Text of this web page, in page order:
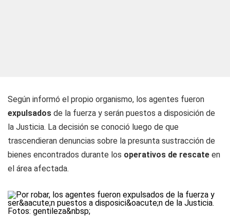
Según informó el propio organismo, los agentes fueron
expulsados de la fuerza y serán puestos a disposición de
la Justicia. La decisión se conoció luego de que
trascendieran denuncias sobre la presunta sustracción de
bienes encontrados durante los operativos de rescate en
el área afectada.